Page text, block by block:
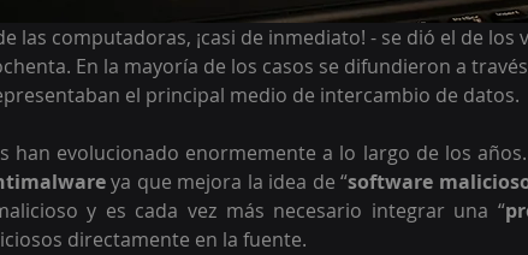
las computadoras, ¡casi de inmediato! - se dió el de los
En la mayoría de los casos se difundieron a
el principal medio de intercambio de datos.
han evolucionado enormemente a lo largo de los
ya que mejora la idea de “software
y es cada vez más necesario integrar una “
directamente en la fuente.